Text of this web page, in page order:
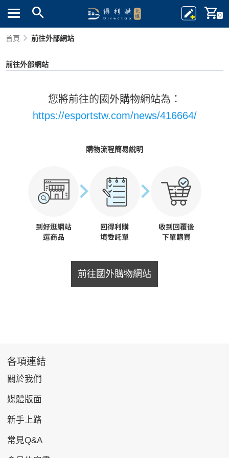
0
首頁 前往外部網站
前往外部網站
您將前往的國外購物網站為：
https://esportstw.com/news/416664/
購物流程簡易說明
前往國外購物網站
各項連結
關於我們
媒體版面
新手上路
常見Q&A